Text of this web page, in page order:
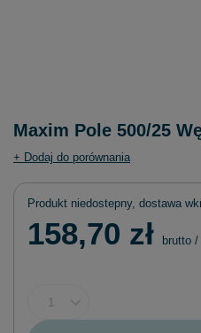
Maxim Pole 500/25
+ Dodaj do porównania
Produkt niedostepny, dostawa
158,70 zł brutto /